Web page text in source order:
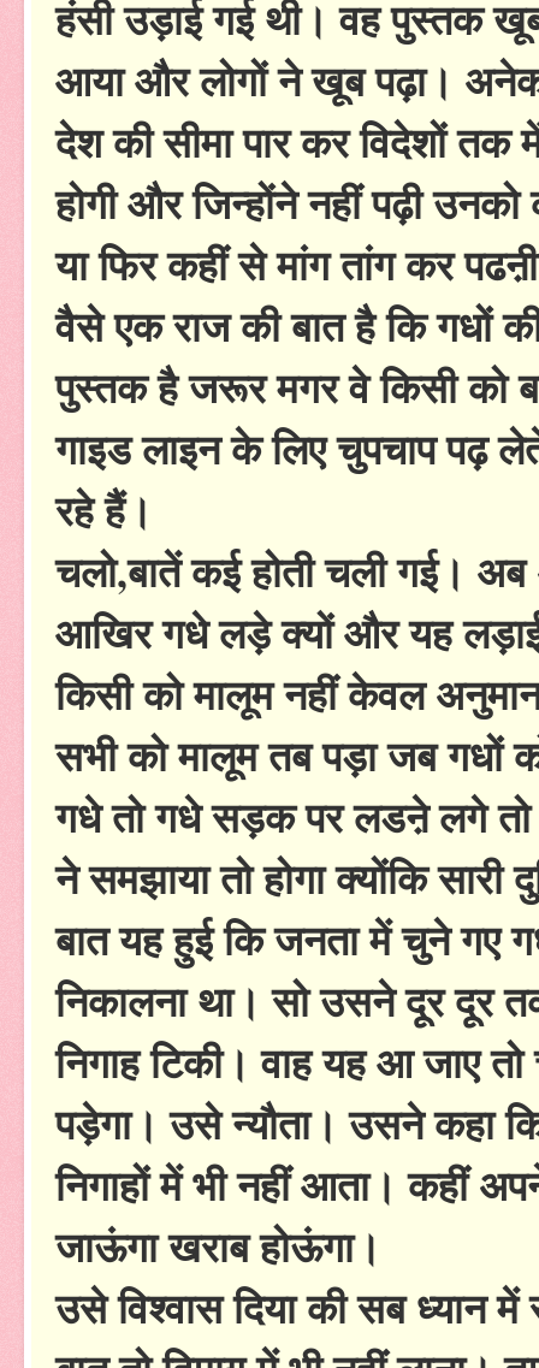
हंसी उड़ाई गई थी। वह पुस्तक
आया और लोगों ने खूब पढ़ा।
देश की सीमा पार कर विदेशों
होगी और जिन्होंने नहीं पढ़ी
या फिर कहीं से मांग तांग कर
वैसे एक राज की बात है कि गधों
पुस्तक है जरूर मगर वे किसी को
गाइड लाइन के लिए चुपचाप पढ़
रहे हैं।
चलो,बातें कई होती चली गई।
आखिर गधे लड़े क्यों और यह
किसी को मालूम नहीं केवल
सभी को मालूम तब पड़ा जब
गधे तो गधे सड़क पर लडऩे लगे तो
ने समझाया तो होगा क्योंकि
बात यह हुई कि जनता में चुने गए
निकालना था। सो उसने दूर दूर
निगाह टिकी। वाह यह आ जाए
पड़ेगा। उसे न्यौता। उसने कहा
निगाहों में भी नहीं आता। कहीं
जाऊंगा खराब होऊंगा।
उसे विश्वास दिया की सब ध्यान